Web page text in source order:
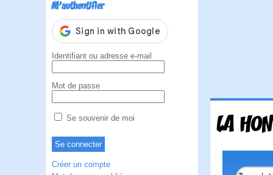
M'authentifier
Identifiant ou adresse e-mail
Mot de passe
Se souvenir de moi
Créer un compte
LA